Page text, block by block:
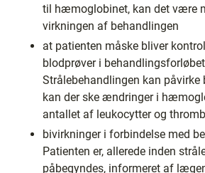
til hæmoglobinet, kan det være
virkningen af behandlingen
at patienten måske bliver
blodprøver i
Strålebehandlingen kan
kan der ske ændringer i
antallet af leukocytter og
bivirkninger i forbindelse med
Patienten er, allerede inden
påbegyndes, informeret af